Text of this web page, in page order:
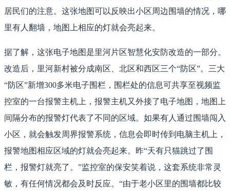
居民们的注意。这张地图可以反映出小区周边围墙的情况，哪
里有人翻墙，地图上相应的灯就会亮起来。
据了解，这张电子地图是里河片区智慧化安防改造的一部分。
改造后，里河新村被分成南区、北区和西区三个“防区”。三大
“防区”新增300多米电子围栏，围栏处的信息可共享至视频监
控室的一台报警主机上，报警主机又外接了电子地图，地图上
间隔分布的报警灯代表了不同的区域。如果有人通过围墙闯入
小区，就会触发周界报警系统，信息会即时传到电脑主机上，
报警地图相应区域的灯就会亮起来。昨“天有只猫跳过了围
栏，报警灯就亮了。”监控室的保安笑着说，这套系统非常灵
敏，有任何情况都会及时反应。“由于老小区里的围墙都比较